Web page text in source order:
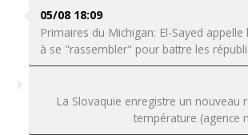
05/08 18:09
Primaires du Michigan: El-Sayed
à se "rassembler" pour battre les
La Slovaquie enregistre un nouveau
température (agence